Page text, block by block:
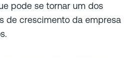
pode se tornar um dos
de crescimento da empresa